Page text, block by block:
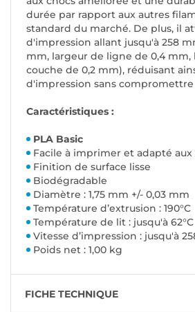
durée par rapport aux autres
standard du marché. De plus, il
d'impression allant jusqu'à 258
mm, largeur de ligne de 0,4 mm,
couche de 0,2 mm), réduisant
d'impression sans compromettre
Caractéristiques :
PLA Basic
Facile à imprimer et adapté
Finition de surface lisse
Biodégradable
Diamètre : 1,75 mm +/- 0,03 mm
Température d’extrusion : 190°C
Température de lit : jusqu'à 62°C
Vitesse d’impression : jusqu'à
Poids net : 1,00 kg
FICHE TECHNIQUE